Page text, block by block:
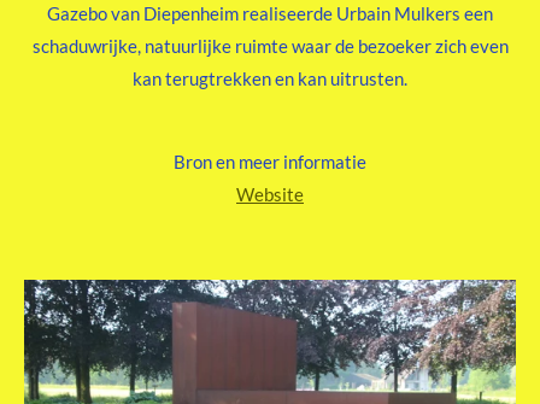
Gazebo van Diepenheim realiseerde Urbain Mulkers een
schaduwrijke, natuurlijke ruimte waar de bezoeker zich even
kan terugtrekken en kan uitrusten.
Bron en meer informatie
Website